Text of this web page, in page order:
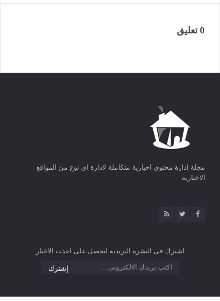
0 تعليق
مجلة ادارة محتوى اخبارية متكاملة لادارة اى نوع من المواقع
الاخبارية
اشترك فى النشرة البريدية لتحصل على احدث الاخبار